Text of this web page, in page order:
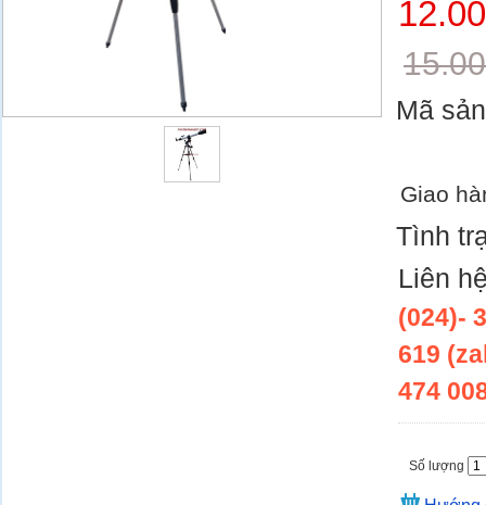
Mã
Giao
Tình
Liên
(024)-
619
474
Số lượng